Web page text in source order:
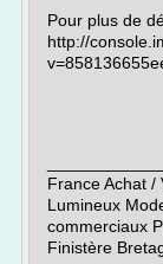
Pour plus de
http://
France Achat /
Lumineux
commerciaux
Finistère